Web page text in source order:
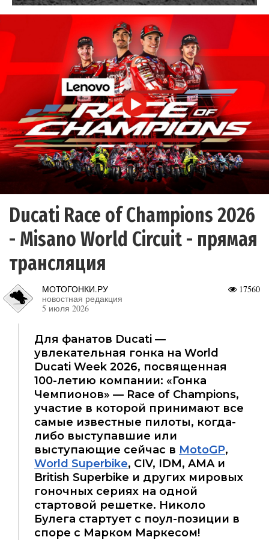
Ducati Race of Champions 2026
- Misano World Circuit - прямая
трансляция
17560
МОТОГОНКИ.РУ
новостная редакция
5 июля 2026
Для фанатов Ducati —
увлекательная гонка на World
Ducati Week 2026, посвященная
100-летию компании: «Гонка
Чемпионов» — Race of Champions,
участие в которой принимают все
самые известные пилоты, когда-
либо выступавшие или
выступающие сейчас в MotoGP,
World Superbike, CIV, IDM, AMA и
British Superbike и других мировых
гоночных сериях на одной
стартовой решетке. Николо
Булега стартует с поул-позиции в
споре с Марком Маркесом!